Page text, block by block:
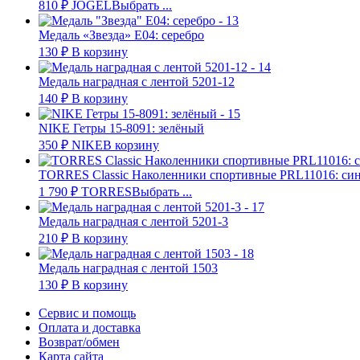
810 ₽ JOGELВыбрать ...
Медаль «Звезда» E04: серебро
130 ₽ В корзину
Медаль наградная с лентой 5201-12
140 ₽ В корзину
NIKE Гетры 15-8091: зелёный
350 ₽ NIKEВ корзину
TORRES Classic Наколенники спортивные PRL11016:
1 790 ₽ TORRESВыбрать ...
Медаль наградная с лентой 5201-3
210 ₽ В корзину
Медаль наградная с лентой 1503
130 ₽ В корзину
Сервис и помощь
Оплата и доставка
Возврат/обмен
Карта сайта